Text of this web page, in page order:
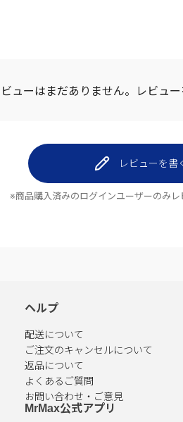
ビューはまだありません。 レビュ
レビューを書
※商品購入済みのログインユーザーのみ
ヘルプ
配送について
ご注文のキャンセルについて
返品について
よくあるご質問
お問い合わせ・ご意見
MrMax公式アプリ